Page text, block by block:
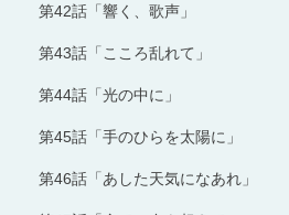
第42話「響く、歌声」
第43話「こころ乱れて」
第44話「光の中に」
第45話「手のひらを太陽に」
第46話「あした天気になあれ」